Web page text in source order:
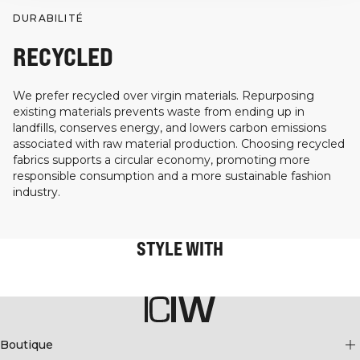
DURABILITÉ
RECYCLED
We prefer recycled over virgin materials. Repurposing
existing materials prevents waste from ending up in
landfills, conserves energy, and lowers carbon emissions
associated with raw material production. Choosing recycled
fabrics supports a circular economy, promoting more
responsible consumption and a more sustainable fashion
industry.
STYLE WITH
Boutique